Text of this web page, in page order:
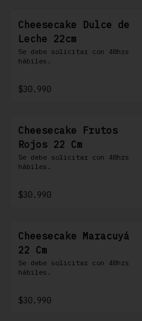
Cheesecake Dulce de
Leche 22cm
Se debe solicitar con 48hrs
hábiles.
$30.990
Cheesecake Frutos
Rojos 22 Cm
Se debe solicitar con 48hrs
hábiles.
$30.990
Cheesecake Maracuyá
22 Cm
Se debe solicitar con 48hrs
hábiles.
$30.990